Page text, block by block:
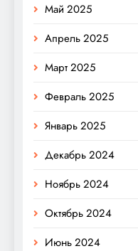
Май 2025
Апрель 2025
Март 2025
Февраль 2025
Январь 2025
Декабрь 2024
Ноябрь 2024
Октябрь 2024
Июнь 2024